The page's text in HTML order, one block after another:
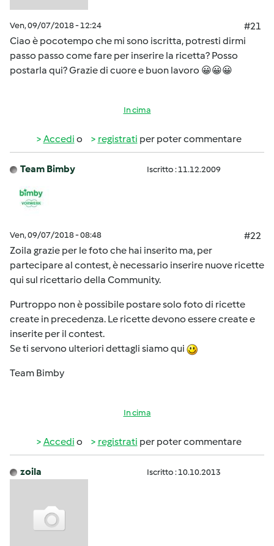
Ven, 09/07/2018 - 12:24
#21
Ciao è pocotempo che mi sono iscritta, potresti dirmi
passo passo come fare per inserire la ricetta? Posso
postarla qui? Grazie di cuore e buon lavoro 😀😀😀
In cima
Accedi o registrati per poter commentare
Team Bimby Iscritto : 11.12.2009
Ven, 09/07/2018 - 08:48
#22
Zoila grazie per le foto che hai inserito ma, per
partecipare al contest, è necessario inserire nuove ricette
qui sul ricettario della Community.
Purtroppo non è possibile postare solo foto di ricette
create in precedenza. Le ricette devono essere create e
inserite per il contest.
Se ti servono ulteriori dettagli siamo qui
Team Bimby
In cima
Accedi o registrati per poter commentare
zoila Iscritto : 10.10.2013